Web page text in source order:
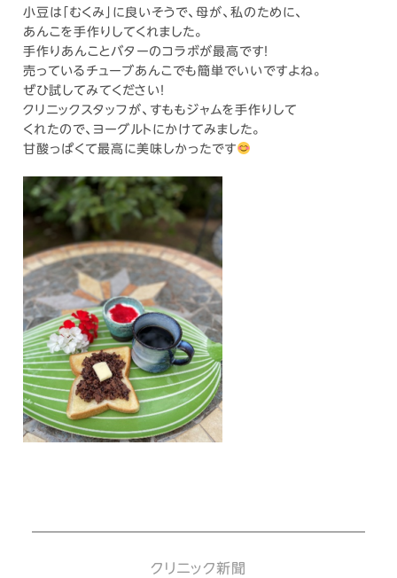
小豆は「むくみ」に良いそうで、母が、私のために、
あんこを手作りしてくれました。
手作りあんことバターのコラボが最高です！
売っているチューブあんこでも簡単でいいですよね。
ぜひ試してみてください！
クリニックスタッフが、すももジャムを手作りして
くれたので、ヨーグルトにかけてみました。
甘酸っぱくて最高に美味しかったです
クリニック新聞